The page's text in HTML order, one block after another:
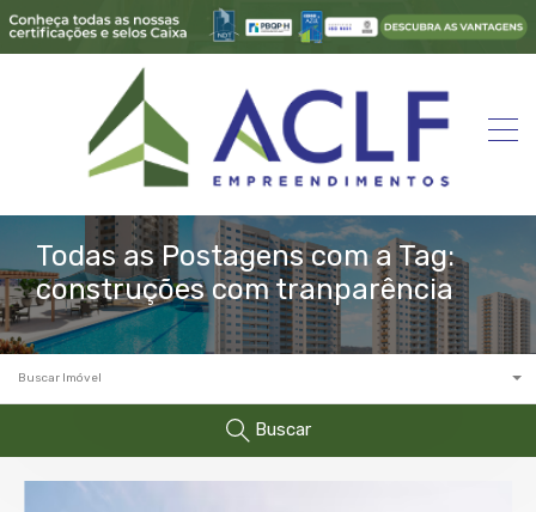
Todas as Postagens com a Tag:
construções com tranparência
Buscar Imóvel
Buscar